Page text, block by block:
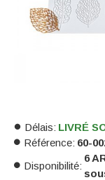
Délais: LIVRÉ
Référence: 60-
Disponibilité:
6